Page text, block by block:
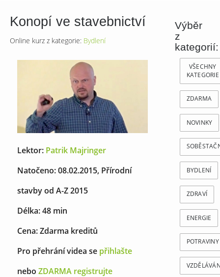
Konopí ve stavebnictví
Online kurz z kategorie: Bydlení
Lektor: Patrik Majringer
Natočeno: 08.02.2015, Přírodní
stavby od A-Z 2015
Délka: 48 min
Cena: Zdarma kreditů
Pro přehrání videa se přihlašte
nebo ZDARMA registrujte
Výběr
z
kategorií:
VŠECHNY
KATEGORIE
ZDARMA
NOVINKY
BYDLENÍ
ZDRAVÍ
ENERGIE
POTRAVINY